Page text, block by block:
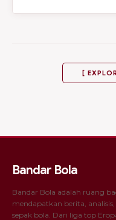
[
Bandar Bola
Bandar Bola adalah ruang
mendapatkan berita,
sepak bola. Dari liga top